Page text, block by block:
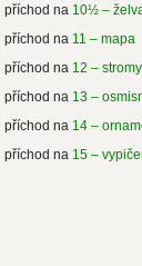
příchod na 10½ –
příchod na 11 – mapa
příchod na 12 – stromy
příchod na 13 –
příchod na 14 –
příchod na 15 –